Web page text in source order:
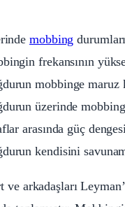
mobbing
frekansının
mobbinge maruz
üzerinde
arasında güç
kendisini
ve arkadaşları